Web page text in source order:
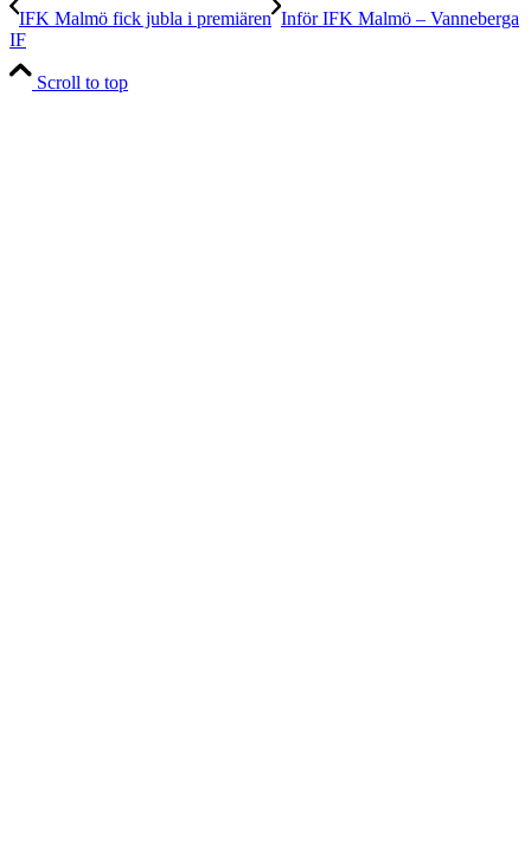
IFK Malmö fick jubla i premiären Inför IFK Malmö – Vanneberga
IF
Scroll to top